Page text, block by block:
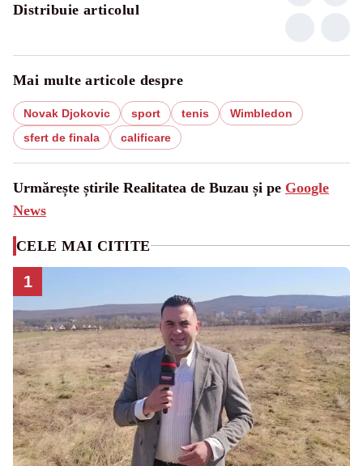
Distribuie articolul
Mai multe articole despre
Novak Djokovic sport tenis
Wimbledon
sfert de finala
calificare
Urmărește știrile Realitatea de Buzau și pe Google
News
CELE MAI CITITE
1